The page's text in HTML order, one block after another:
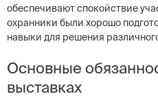
обеспечивают спокойствие
охранники были хорошо
навыки для решения
Основные
выставках